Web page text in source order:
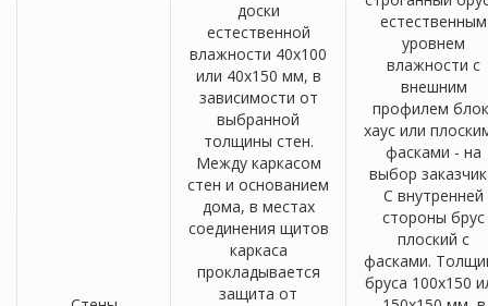
доски
естественной
влажности 40х100
или 40х150 мм, в
зависимости от
выбранной
толщины стен.
Между каркасом
стен и основанием
дома, в местах
соединения щитов
каркаса
прокладывается
защита от
естественным
уровнем
влажности с
внешним
профилем
хаус или
фасками - на
выбор
С внутренней
стороны брус
плоский с
фасками.
бруса 100х150